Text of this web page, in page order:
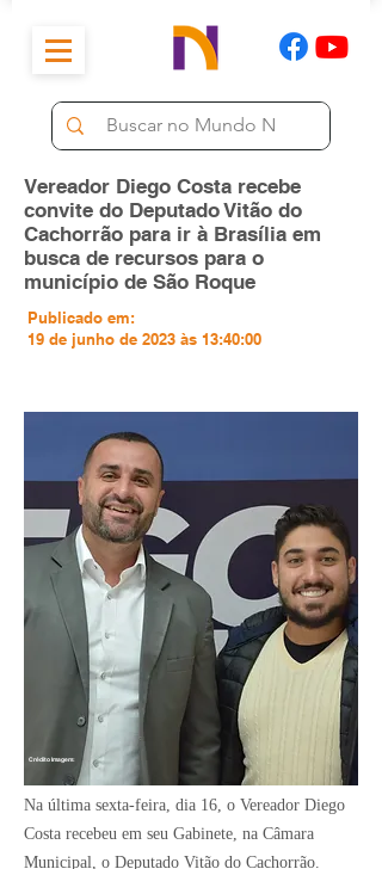
Vereador Diego Costa recebe
convite do Deputado Vitão do
Cachorrão para ir à Brasília em
busca de recursos para o
município de São Roque
Publicado em:
19 de junho de 2023 às 13:40:00
Crédito Imagem:
Na última sexta-feira, dia 16, o Vereador Diego
Costa recebeu em seu Gabinete, na Câmara
Municipal, o Deputado Vitão do Cachorrão.